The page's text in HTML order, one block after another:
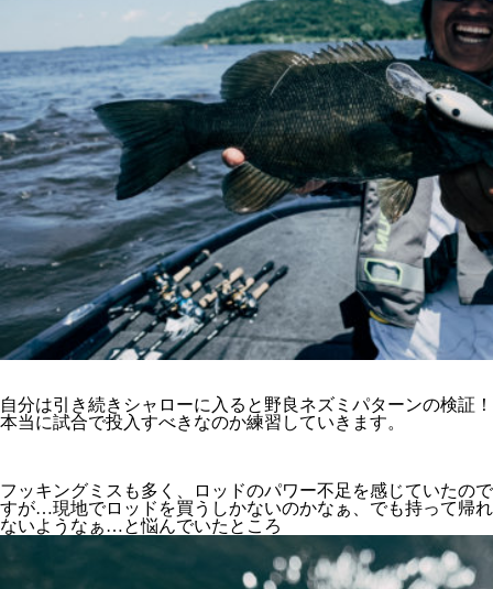
自分は引き続きシャローに入ると野良ネズミパターンの検証！
本当に試合で投入すべきなのか練習していきます。
フッキングミスも多く、ロッドのパワー不足を感じていたので
すが…現地でロッドを買うしかないのかなぁ、でも持って帰れ
ないようなぁ…と悩んでいたところ